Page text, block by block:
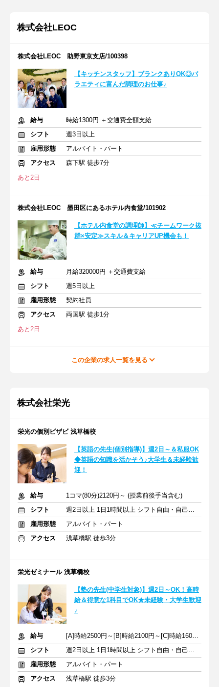
株式会社LEOC
株式会社LEOC 助野東京支店/100398
【キッチンスタッフ】ブランクありOK◎バ
ラエティに富んだ調理のお仕事♪
給与
時給1300円 ＋交通費全額支給
シフト
週3日以上
雇用形態
アルバイト・パート
アクセス
森下駅 徒歩7分
あと2日
株式会社LEOC 墨田区にあるホテル内食堂/101902
【ホテル内食堂の調理師】≪チームワーク抜
群×安定≫スキル＆キャリアUP機会も！
給与
月給320000円 ＋交通費支給
シフト
週5日以上
雇用形態
契約社員
アクセス
両国駅 徒歩1分
あと2日
この企業の求人一覧を見る
株式会社栄光
栄光の個別ビザビ 浅草橋校
【英語の先生(個別指導)】週2日～＆私服OK
◆英語の知識を活かそう♪大学生＆未経験歓
迎！
給与
1コマ(80分)2120円～ (授業前後手当含む)
シフト
週2日以上 1日1時間以上 シフト自由・自己申告
雇用形態
アルバイト・パート
アクセス
浅草橋駅 徒歩3分
栄光ゼミナール 浅草橋校
【塾の先生(中学生対象)】週2日～OK！高時
給＆得意な1科目でOK★未経験・大学生歓迎
♪
給与
[A]時給2500円～[B]時給2100円～[C]時給1600円～ ※生徒数による
シフト
週2日以上 1日1時間以上 シフト自由・自己申告
雇用形態
アルバイト・パート
アクセス
浅草橋駅 徒歩3分